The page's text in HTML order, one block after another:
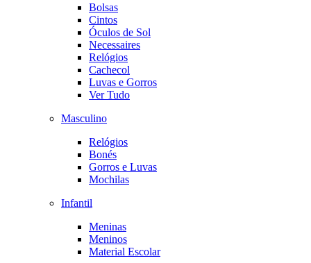
Bolsas
Cintos
Óculos de Sol
Necessaires
Relógios
Cachecol
Luvas e Gorros
Ver Tudo
Masculino
Relógios
Bonés
Gorros e Luvas
Mochilas
Infantil
Meninas
Meninos
Material Escolar